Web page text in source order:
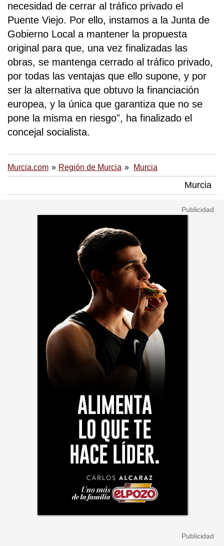
necesidad de cerrar al tráfico privado el
Puente Viejo. Por ello, instamos a la Junta de
Gobierno Local a mantener la propuesta
original para que, una vez finalizadas las
obras, se mantenga cerrado al tráfico privado,
por todas las ventajas que ello supone, y por
ser la alternativa que obtuvo la financiación
europea, y la única que garantiza que no se
pone la misma en riesgo", ha finalizado el
concejal socialista.
Murcia.com Región de Murcia Murcia
Murcia